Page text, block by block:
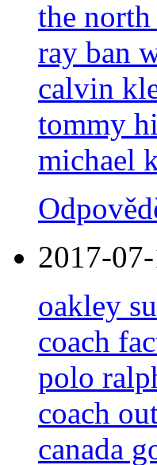
the north
ray ban
calvin
tommy
michael
2017-
oakley
coach
polo
coach
canada